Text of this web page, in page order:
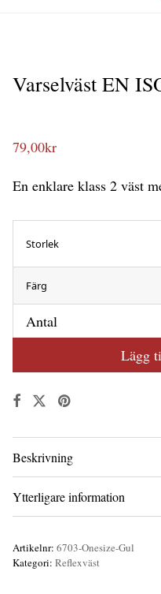
Varselväst EN
79,00kr
En enklare klass 2 väst
Storlek
Färg
Antal
Lägg
Beskrivning
Ytterligare information
Artikelnr: 6703-Onesize-Gul
Kategori: Reflexväst